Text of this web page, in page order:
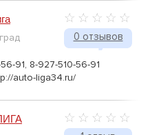
0 отзывов
91, 8-927-510-56-91
auto-liga34.ru/